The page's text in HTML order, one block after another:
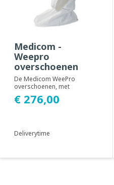
Medicom -
Weepro
overschoenen
(400 stuks)
De Medicom WeePro
overschoenen, met
referentiecode WL-CCE/AD-
00, zijn ontworpen om
€ 276,00
Deliverytime